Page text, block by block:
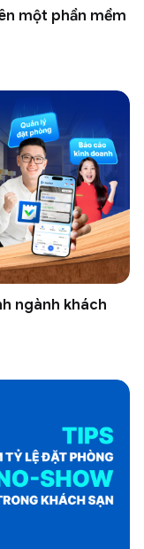
một phần mềm
ngành khách